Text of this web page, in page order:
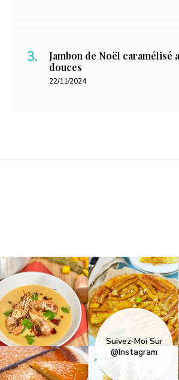
Jambon de Noël caramélisé
douces
22/11/2024
Suivez-Moi Sur
@Instagram